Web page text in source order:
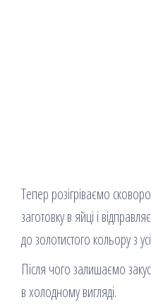
Тепер розігріваємо
заготовку в яйці і
до золотистого кольору з
Після чого залишаємо
в холодному вигляді.